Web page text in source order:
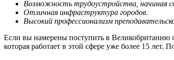
Возможность трудоустройства, начиная
Отличная инфраструктура городов.
Высокий профессионализм
Если вы намерены поступить в Великобританию
которая работает в этой сфере уже более 15